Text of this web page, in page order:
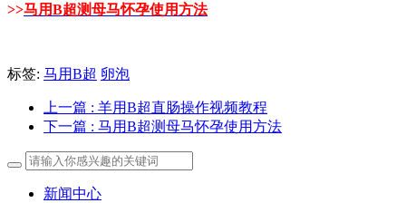
>>马用B超测母马怀孕使用方法
标签: 马用B超 卵泡
上一篇 : 羊用B超直肠操作视频教程
下一篇 : 马用B超测母马怀孕使用方法
新闻中心